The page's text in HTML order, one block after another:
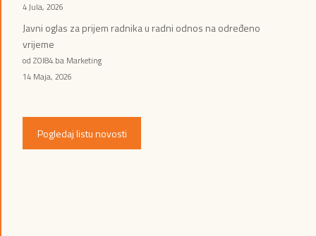
4 Jula, 2026
Javni oglas za prijem radnika u radni odnos na određeno
vrijeme
od ZOI84.ba Marketing
14 Maja, 2026
Pogledaj listu novosti